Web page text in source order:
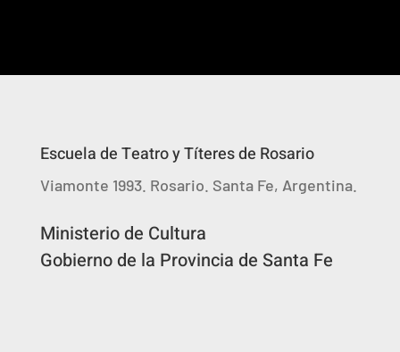
Escuela de Teatro y Títeres de Rosario
Viamonte 1993. Rosario. Santa Fe, Argentina.
Ministerio de Cultura
Gobierno de la Provincia de Santa Fe